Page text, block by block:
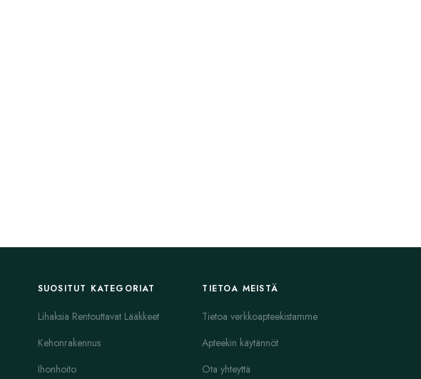
SUOSITUT KATEGORIAT
Lihaksia Rentouttavat Lääkkeet
Kehonrakennus
Ihonhoito
TIETOA MEISTÄ
Tietoa verkkoapteekistamme
Apteekin käytännöt
Ota yhteyttä